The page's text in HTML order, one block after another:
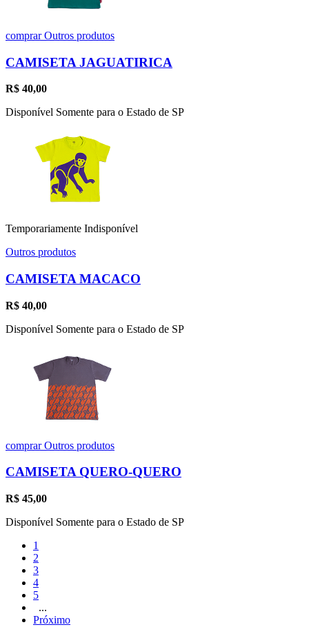
comprarOutros produtos
CAMISETA JAGUATIRICA
R$ 40,00
Disponível Somente para o Estado de SP
Temporariamente Indisponível
Outros produtos
CAMISETA MACACO
R$ 40,00
Disponível Somente para o Estado de SP
comprarOutros produtos
CAMISETA QUERO-QUERO
R$ 45,00
Disponível Somente para o Estado de SP
1
2
3
4
5
...
Próximo